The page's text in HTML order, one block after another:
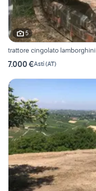
5
trattore cingolato lamborghini
7.000 €Asti(AT)